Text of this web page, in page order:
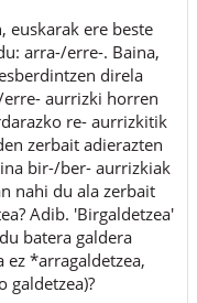
euskarak ere beste
arra-/erre-. Baina,
direla
aurrizki horren
re- aurrizkitik
zerbait adierazten
bir-/ber- aurrizkiak
nahi du ala zerbait
Adib. 'Birgaldetzea'
batera galdera
ez *arragaldetzea,
galdetzea)?